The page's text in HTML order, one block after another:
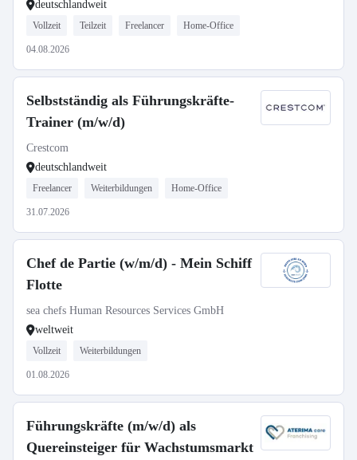
deutschlandweit
Vollzeit Teilzeit Freelancer Home-Office
04.08.2026
Selbstständig als Führungskräfte-
Trainer (m/w/d)
Crestcom
deutschlandweit
Freelancer Weiterbildungen Home-Office
31.07.2026
Chef de Partie (w/m/d) - Mein Schiff
Flotte
sea chefs Human Resources Services GmbH
weltweit
Vollzeit Weiterbildungen
01.08.2026
Führungskräfte (m/w/d) als
Quereinsteiger für Wachstumsmarkt